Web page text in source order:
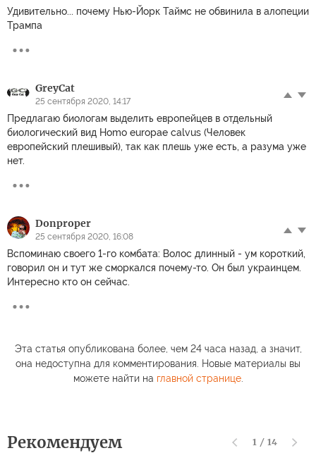
Удивительно... почему Нью-Йорк Таймс не обвинила в алопеции
Трампа
GreyCat
25 сентября 2020, 14:17
Предлагаю биологам выделить европейцев в отдельный
биологический вид Homo еuropae calvus (Человек
европейский плешивый), так как плешь уже есть, а разума уже
нет.
Donproper
25 сентября 2020, 16:08
Вспоминаю своего 1-го комбата: Волос длинный - ум короткий,
говорил он и тут же сморкался почему-то. Он был украинцем.
Интересно кто он сейчас.
Эта статья опубликована более, чем 24 часа назад, а значит,
она недоступна для комментирования. Новые материалы вы
можете найти на главной странице.
Рекомендуем 1 / 14